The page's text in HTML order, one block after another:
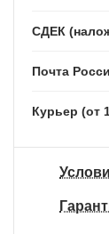
СДЕК
Почта
Курьер (от